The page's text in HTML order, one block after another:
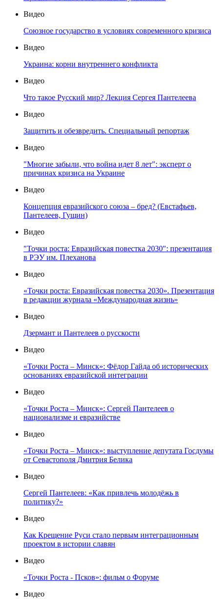
Видео
Союзное государство в условиях современного кризиса
Видео
Украина: корни внутреннего конфликта
Видео
Что такое Русский мир? Лекция Сергея Пантелеева
Видео
Защитить и обезвредить. Специальный репортаж
Видео
"Многие забыли, что война идет 8 лет": эксперт о
причинах кризиса на Украине
Видео
Концепция евразийского союза – бред? (Евстафьев,
Пантелеев, Гущин)
Видео
"Точки роста: Евразийская повестка 2030": презентация
в РЭУ им. Плеханова
Видео
«Точки роста: Евразийская повестка 2030». Презентация
в редакции журнала «Международная жизнь»
Видео
Дзермант и Пантелеев о русскости
Видео
«Точки Роста – Минск»: Фёдор Гайда об исторических
основаниях евразийской интеграции
Видео
«Точки Роста – Минск»: Сергей Пантелеев о
национализме и евразийстве
Видео
«Точки Роста – Минск»: выступление депутата Госдумы
от Севастополя Дмитрия Белика
Видео
Сергей Пантелеев: «Как привлечь молодёжь в
политику?»
Видео
Как Крещение Руси стало первым интеграционным
проектом в истории славян
Видео
«Точки Роста - Псков»: фильм о Форуме
Видео